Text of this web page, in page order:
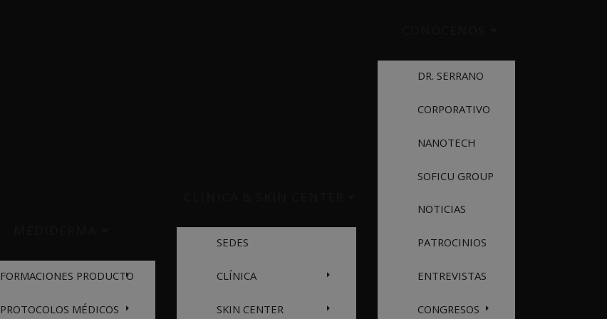
FORMACIONES PRODUCTO
PROTOCOLOS MÉDICOS
SEDES
CLÍNICA
SKIN CENTER
DR. SERRANO
CORPORATIVO
NANOTECH
SOFICU GROUP
NOTICIAS
PATROCINIOS
ENTREVISTAS
CONGRESOS